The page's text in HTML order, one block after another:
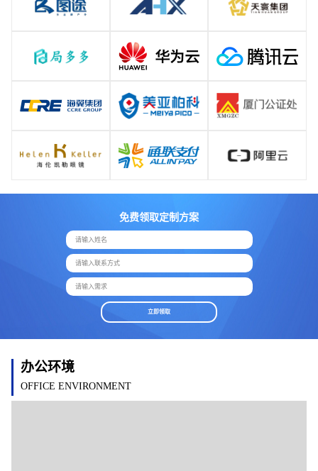
免费领取定制方案
请输入姓名
请输入联系方式
请输入需求
立即领取
办公环境
OFFICE ENVIRONMENT